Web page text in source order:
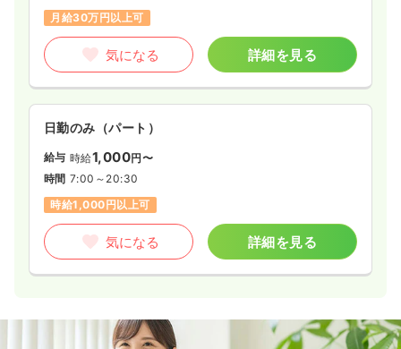
月給30万円以上可
気になる 詳細を見る
日勤のみ（パート）
給与 時給1,000円〜
時間 7:00～20:30
時給1,000円以上可
気になる 詳細を見る